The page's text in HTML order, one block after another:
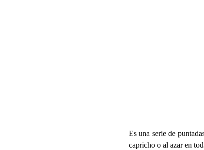
Es una serie de
capricho o al azar en